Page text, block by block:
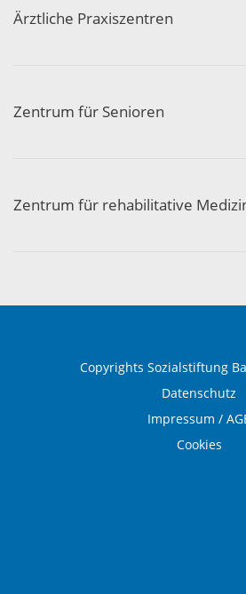
Ihre Sicherheit
Ärztliche Praxiszentren
Kompetenznetzwerk
Zentrum für Senioren
Aktivität und Gemeinschaft
Zentrum für rehabilitative
Copyrights Sozialstiftung
Datenschutz
Impressum /
Cookies